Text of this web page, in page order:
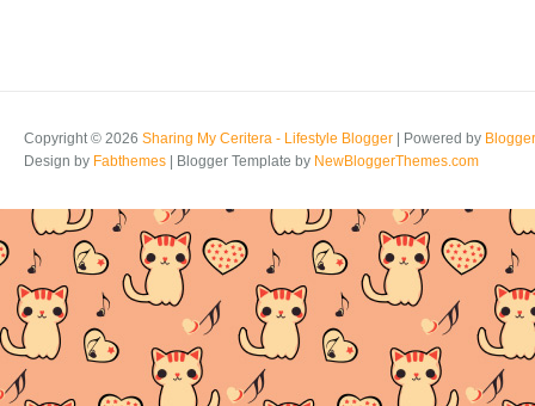
Copyright © 2026 Sharing My Ceritera - Lifestyle Blogger | Powered by Blogger
Design by Fabthemes | Blogger Template by NewBloggerThemes.com